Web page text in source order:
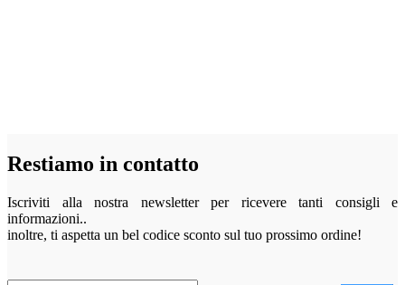
Restiamo in contatto
Iscriviti alla nostra newsletter per ricevere tanti consigli e
informazioni..
inoltre, ti aspetta un bel codice sconto sul tuo prossimo ordine!